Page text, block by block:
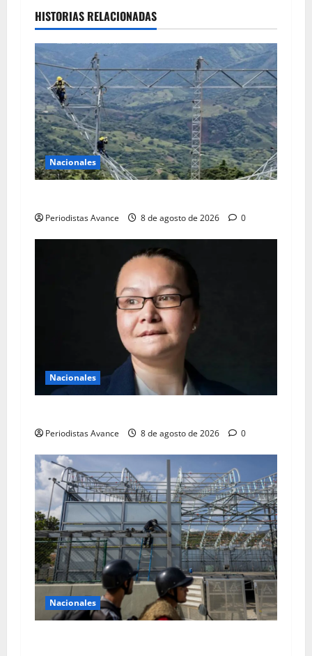
HISTORIAS RELACIONADAS
Nacionales
Periodistas Avance 8 de agosto de 2026 0
Nacionales
Periodistas Avance 8 de agosto de 2026 0
Nacionales